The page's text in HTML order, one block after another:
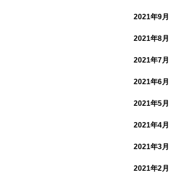
2021年9月
2021年8月
2021年7月
2021年6月
2021年5月
2021年4月
2021年3月
2021年2月